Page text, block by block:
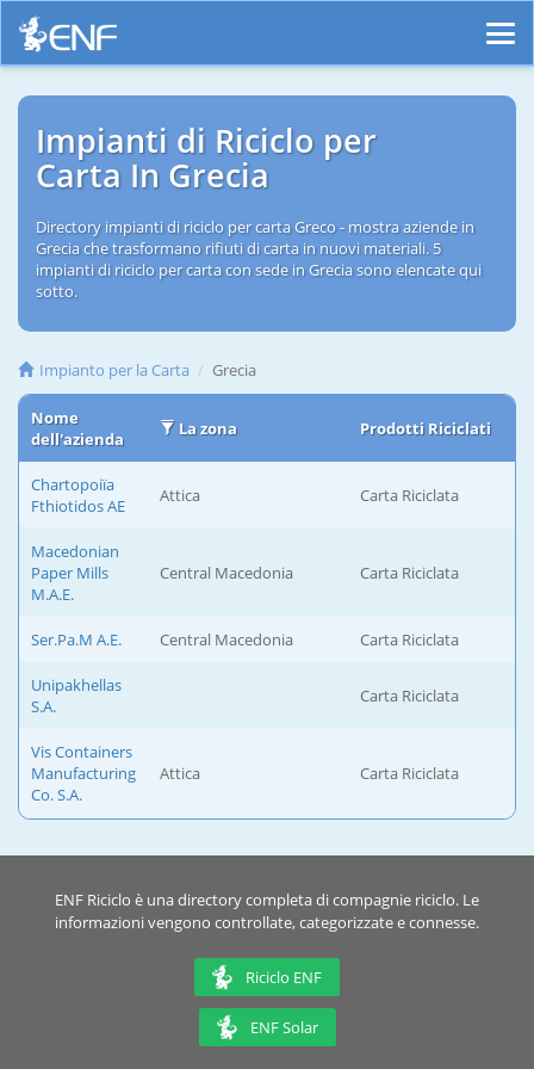
Impianti di Riciclo per
Carta In Grecia
Directory impianti di riciclo per carta Greco - mostra aziende in
Grecia che trasformano rifiuti di carta in nuovi materiali. 5
impianti di riciclo per carta con sede in Grecia sono elencate qui
sotto.
Impianto per la Carta Grecia
Nome
dell'azienda
La zona Prodotti Riciclati
Chartopoiïa
Fthiotidos ΑΕ
Attica Carta Riciclata
Macedonian
Paper Mills
Μ.Α.Ε.
Central Macedonia Carta Riciclata
Ser.Pa.M Α.Ε. Central Macedonia Carta Riciclata
Unipakhellas
S.A.
Carta Riciclata
Vis Containers
Manufacturing
Co. S.A.
Attica Carta Riciclata
ENF Riciclo è una directory completa di compagnie riciclo. Le
informazioni vengono controllate, categorizzate e connesse.
Riciclo ENF
ENF Solar